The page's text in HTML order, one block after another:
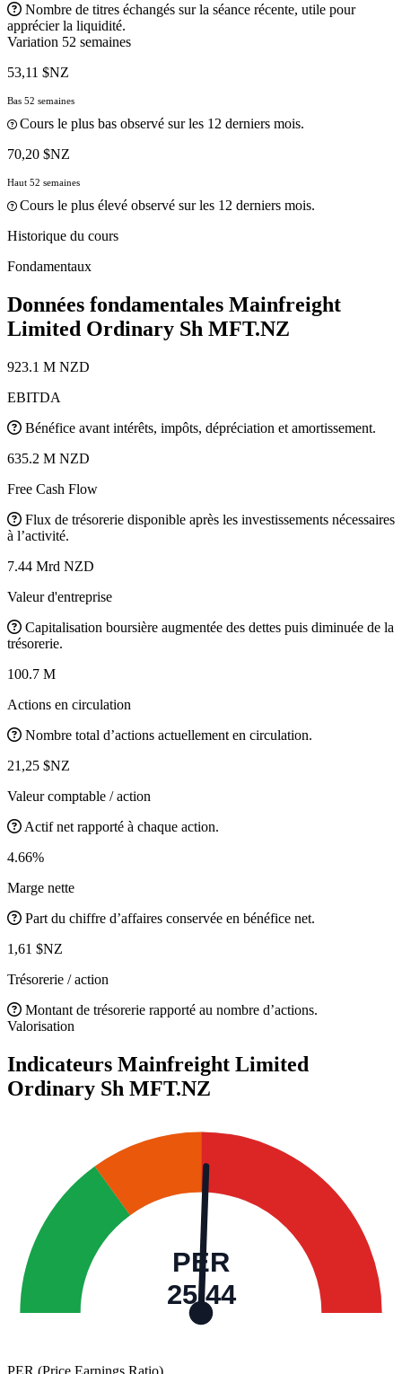
Nombre de titres échangés sur la séance récente, utile pour
apprécier la liquidité.
Variation 52 semaines
53,11 $NZ
Bas 52 semaines
Cours le plus bas observé sur les 12 derniers mois.
70,20 $NZ
Haut 52 semaines
Cours le plus élevé observé sur les 12 derniers mois.
Historique du cours
Fondamentaux
Données fondamentales Mainfreight
Limited Ordinary Sh MFT.NZ
923.1 M NZD
EBITDA
Bénéfice avant intérêts, impôts, dépréciation et amortissement.
635.2 M NZD
Free Cash Flow
Flux de trésorerie disponible après les investissements nécessaires
à l’activité.
7.44 Mrd NZD
Valeur d'entreprise
Capitalisation boursière augmentée des dettes puis diminuée de la
trésorerie.
100.7 M
Actions en circulation
Nombre total d’actions actuellement en circulation.
21,25 $NZ
Valeur comptable / action
Actif net rapporté à chaque action.
4.66%
Marge nette
Part du chiffre d’affaires conservée en bénéfice net.
1,61 $NZ
Trésorerie / action
Montant de trésorerie rapporté au nombre d’actions.
Valorisation
Indicateurs Mainfreight Limited
Ordinary Sh MFT.NZ
PER
25,44
PER (Price Earnings Ratio)